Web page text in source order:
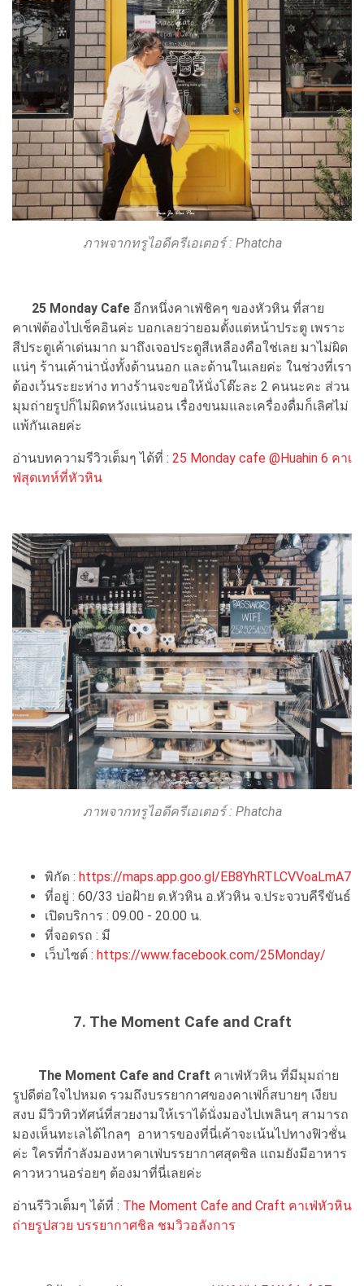
ภาพจากทรูไอดีครีเอเตอร์ : Phatcha
25 Monday Cafe อีกหนึ่งคาเฟ่ชิคๆ ของหัวหิน ที่สาย
คาเฟ่ต้องไปเช็คอินค่ะ บอกเลยว่ายอมตั้งแต่หน้าประตู เพราะ
สีประตูเค้าเด่นมาก มาถึงเจอประตูสีเหลืองคือใช่เลย มาไม่ผิด
แน่ๆ ร้านเค้าน่านั่งทั้งด้านนอก และด้านในเลยค่ะ ในช่วงที่เรา
ต้องเว้นระยะห่าง ทางร้านจะขอให้นั่งโต๊ะละ 2 คนนะคะ ส่วน
มุมถ่ายรูปก็ไม่ผิดหวังแน่นอน เรื่องขนมและเครื่องดื่มก็เลิศไม่
แพ้กันเลยค่ะ
อ่านบทความรีวิวเต็มๆ ได้ที่ : 25 Monday cafe @Huahin 6 คาเ
ฟ่สุดเทห์ที่หัวหิน
ภาพจากทรูไอดีครีเอเตอร์ : Phatcha
พิกัด : https://maps.app.goo.gl/EB8YhRTLCVVoaLmA7
ที่อยู่ : 60/33 บ่อฝ้าย ต.หัวหิน อ.หัวหิน จ.ประจวบคีรีขันธ์
เปิดบริการ : 09.00 - 20.00 น.
ที่จอดรถ : มี
เว็บไซต์ : https://www.facebook.com/25Monday/
7. The Moment Cafe and Craft
The Moment Cafe and Craft คาเฟ่หัวหิน ที่มีมุมถ่าย
รูปดีต่อใจไปหมด รวมถึงบรรยากาศของคาเฟ่ก็สบายๆ เงียบ
สงบ มีวิวทิวทัศน์ที่สวยงามให้เราได้นั่งมองไปเพลินๆ สามารถ
มองเห็นทะเลได้ไกลๆ อาหารของที่นี่เค้าจะเน้นไปทางฟิวชั่น
ค่ะ ใครที่กำลังมองหาคาเฟ่บรรยากาศสุดชิล แถมยังมีอาหาร
คาวหวานอร่อยๆ ต้องมาที่นี่เลยค่ะ
อ่านรีวิวเต็มๆ ได้ที่ : The Moment Cafe and Craft คาเฟ่หัวหิน
ถ่ายรูปสวย บรรยากาศชิล ชมวิวอลังการ